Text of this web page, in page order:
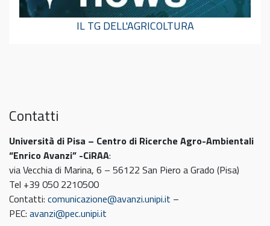
IL TG DELL'AGRICOLTURA
Contatti
Università di Pisa – Centro di Ricerche Agro-Ambientali
“Enrico Avanzi” -CiRAA:
via Vecchia di Marina, 6 – 56122 San Piero a Grado (Pisa)
Tel +39 050 2210500
Contatti: comunicazione@avanzi.unipi.it –
PEC: avanzi@pec.unipi.it